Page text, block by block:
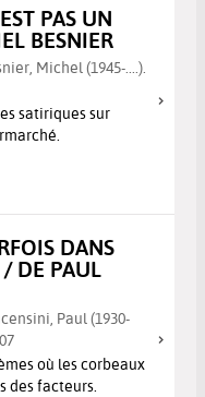
PAS UN
BESNIER
Michel (1945-....).
satiriques sur
DANS
/ DE PAUL
Paul (1930-
où les corbeaux
des facteurs.